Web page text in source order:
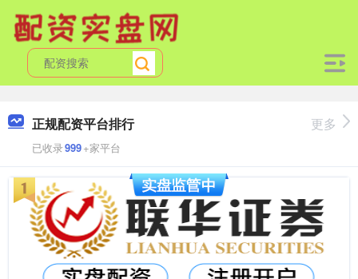
正规配资平台排行
已收录999+家平台
更多